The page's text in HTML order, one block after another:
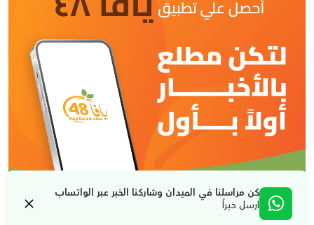
كن مراسلنا في الميدان وشاركنا الخبر عبر الواتساب
ارسل خبراً